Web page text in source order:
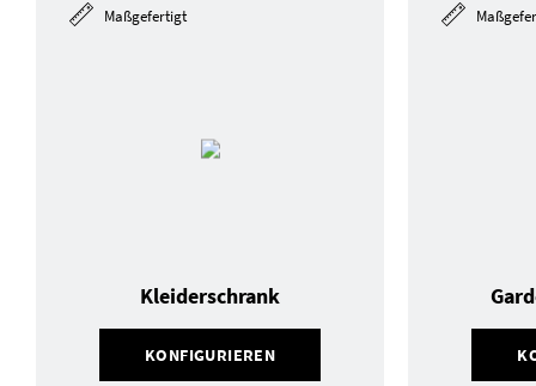
Maßgefertigt
KONFIGURIEREN
Kleiderschrank